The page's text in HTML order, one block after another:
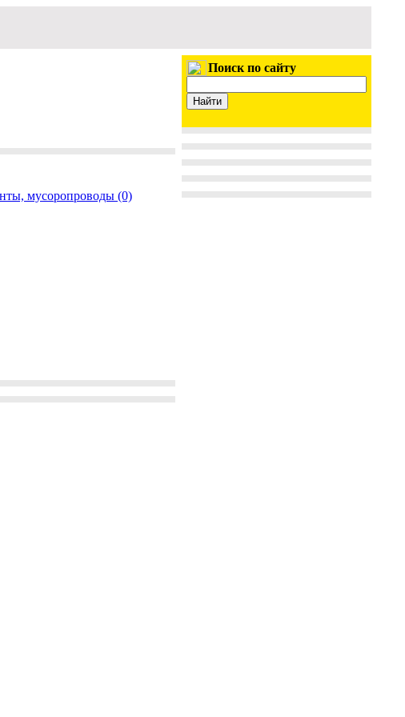
мусоропроводы (0)
Поиск по сайту